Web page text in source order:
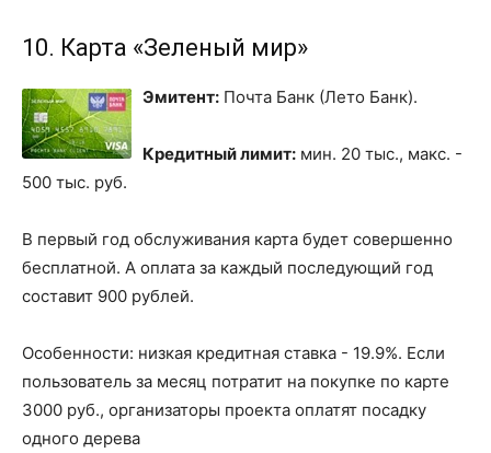
10. Карта «Зеленый мир»
Эмитент: Почта Банк (Лето Банк).
Кредитный лимит: мин. 20 тыс., макс. -
500 тыс. руб.
В первый год обслуживания карта будет совершенно
бесплатной. А оплата за каждый последующий год
составит 900 рублей.
Особенности: низкая кредитная ставка - 19.9%. Если
пользователь за месяц потратит на покупке по карте
3000 руб., организаторы проекта оплатят посадку
одного дерева